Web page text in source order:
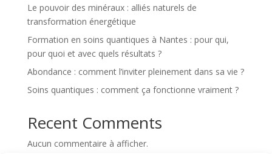
Le pouvoir des minéraux : alliés naturels de
transformation énergétique
Formation en soins quantiques à Nantes : pour qui,
pour quoi et avec quels résultats ?
Abondance : comment l’inviter pleinement dans sa vie ?
Soins quantiques : comment ça fonctionne vraiment ?
Recent Comments
Aucun commentaire à afficher.